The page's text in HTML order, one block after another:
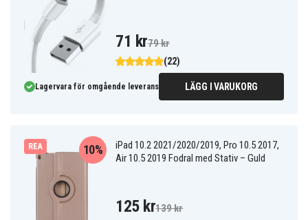
(22)
71 kr79 kr
Lagervara för omgående leverans LÄGG I VARUKORG
REA
iPad 10.2 2021/2020/2019, Pro 10.5 2017,
Air 10.5 2019 Fodral med Stativ – Guld
10%
125 kr139 kr